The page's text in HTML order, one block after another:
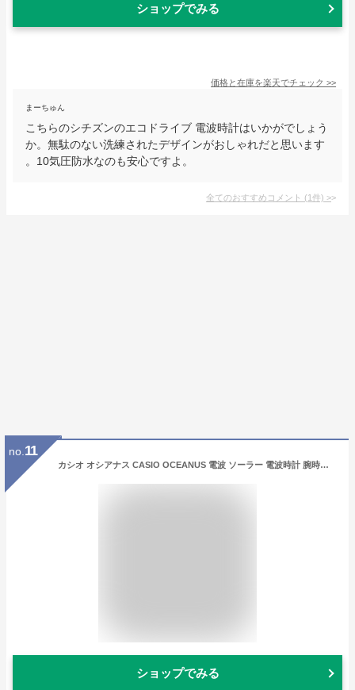
ショップでみる
価格と在庫を楽天でチェック >>
まーちゅん
こちらのシチズンのエコドライブ 電波時計はいかがでしょう
か。無駄のない洗練されたデザインがおしゃれだと思います
。10気圧防水なのも安心ですよ。
全てのおすすめコメント (1件) >
no. 11
カシオ オシアナス CASIO OCEANUS 電波 ソーラー 電波時計 腕時計 メンズ アナログ OCW-S100B-1AJF
ショップでみる